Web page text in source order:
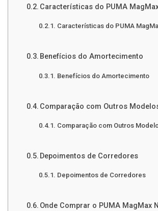
Características do PUMA
Características do PUMA
Benefícios do Amortecimento
Benefícios do Amortecimento
Comparação com Outros
Comparação com Outros
Depoimentos de Corredores
Depoimentos de Corredores
Onde Comprar o PUMA MagMax